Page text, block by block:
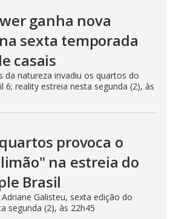
ganha nova
sexta temporada
casais
da natureza invadiu os quartos do
6; reality estreia nesta segunda (2), às
provoca o
na estreia do
Brasil
Galisteu, sexta edição do
segunda (2), às 22h45